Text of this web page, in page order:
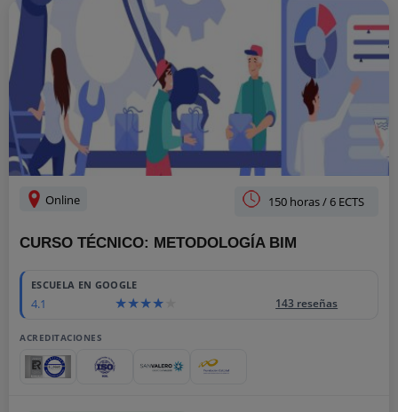
Online 150 horas / 6 ECTS
CURSO TÉCNICO: METODOLOGÍA BIM
ESCUELA EN GOOGLE
4.1 143 reseñas
ACREDITACIONES